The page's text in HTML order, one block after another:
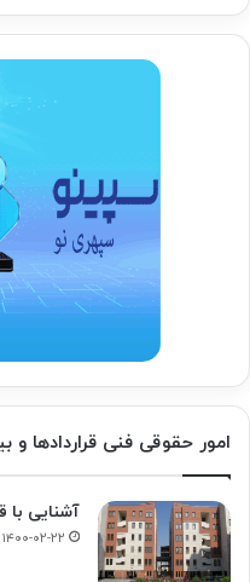
امور حقوقی فنی قراردادها و
آشنایی با
۱۴۰۰-۰۲-۲۲